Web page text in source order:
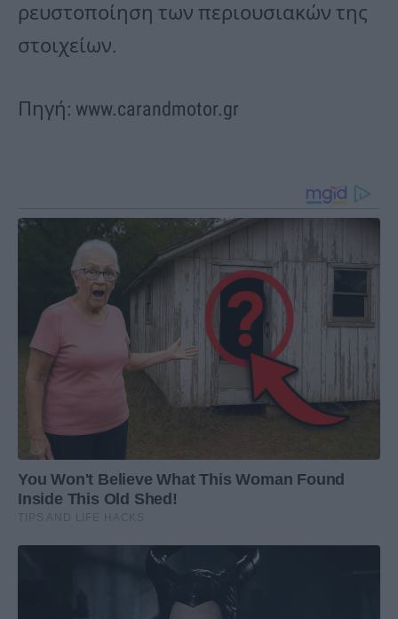
ρευστοποίηση των περιουσιακών της
στοιχείων.
Πηγή: www.carandmotor.gr